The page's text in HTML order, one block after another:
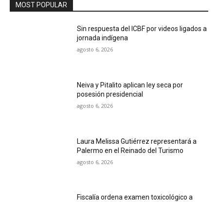
MOST POPULAR
Sin respuesta del ICBF por videos ligados a
jornada indígena
agosto 6, 2026
Neiva y Pitalito aplican ley seca por
posesión presidencial
agosto 6, 2026
Laura Melissa Gutiérrez representará a
Palermo en el Reinado del Turismo
agosto 6, 2026
Fiscalía ordena examen toxicológico a